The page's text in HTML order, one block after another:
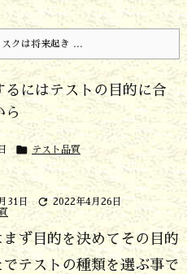
クは将来起き ...
にはテストの目的に合
ら
 テスト品質
31日  2022年4月26日
まず目的を決めてその目的
でテストの種類を選ぶ事で